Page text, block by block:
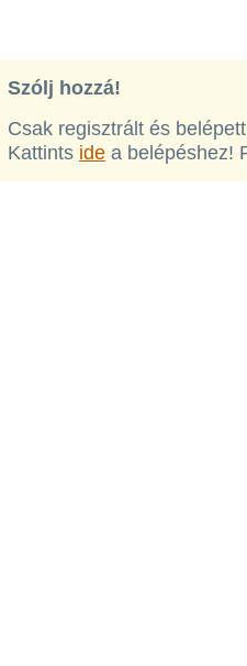
Szólj hozzá!
Csak regisztrált és
Kattints ide a belépéshez!